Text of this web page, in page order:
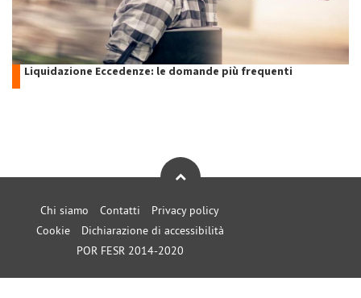
Liquidazione Eccedenze: le domande più frequenti
Chi siamo Contatti
Privacy policy
Cookie
Dichiarazione di accessibilità
POR FESR 2014-2020